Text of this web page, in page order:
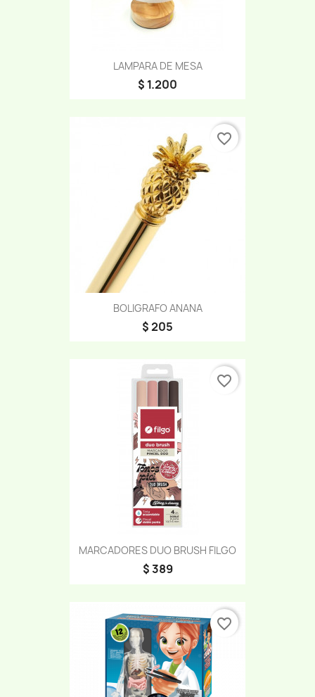
LAMPARA DE MESA
$ 1.200
BOLIGRAFO ANANA
$ 205
favorite_border
MARCADORES DUO BRUSH FILGO
$ 389
favorite_border
favorite_border